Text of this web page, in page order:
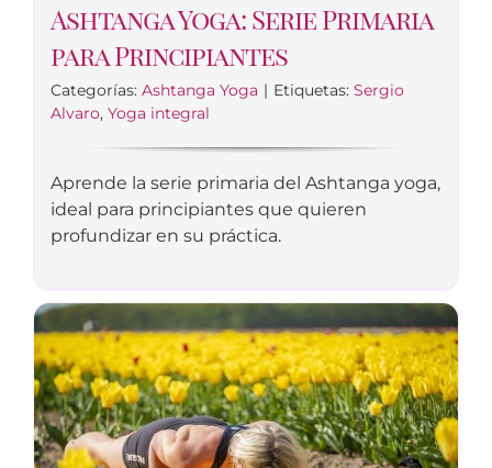
Ashtanga Yoga: Serie Primaria
para Principiantes
Categorías: Ashtanga Yoga | Etiquetas: Sergio
Alvaro, Yoga integral
Aprende la serie primaria del Ashtanga yoga,
ideal para principiantes que quieren
profundizar en su práctica.